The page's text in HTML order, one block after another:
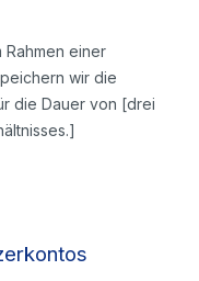
Rahmen einer
wir die
die Dauer von [drei